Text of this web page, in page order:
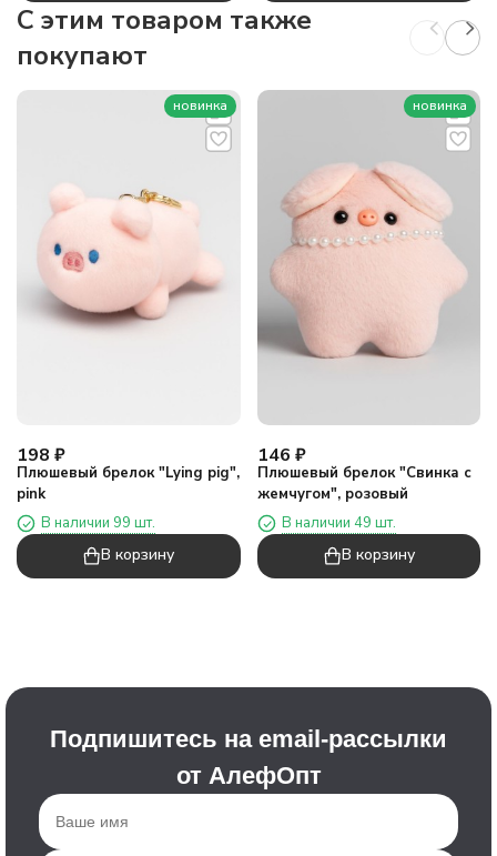
C этим товаром также
покупают
новинка
198 ₽
Плюшевый брелок "Lying pig",
pink
В наличии 99 шт.
В корзину
новинка
146 ₽
Плюшевый брелок "Свинка с
жемчугом", розовый
В наличии 49 шт.
В корзину
Подпишитесь на email-рассылки
от АлефОпт